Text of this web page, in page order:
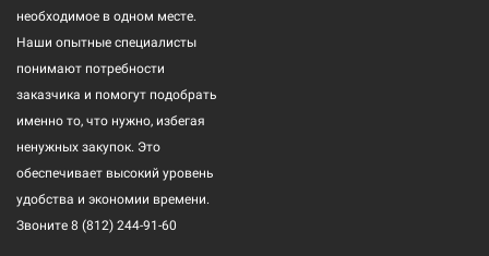
необходимое в одном месте.
Наши опытные специалисты
понимают потребности
заказчика и помогут подобрать
именно то, что нужно, избегая
ненужных закупок. Это
обеспечивает высокий уровень
удобства и экономии времени.
Звоните 8 (812) 244-91-60